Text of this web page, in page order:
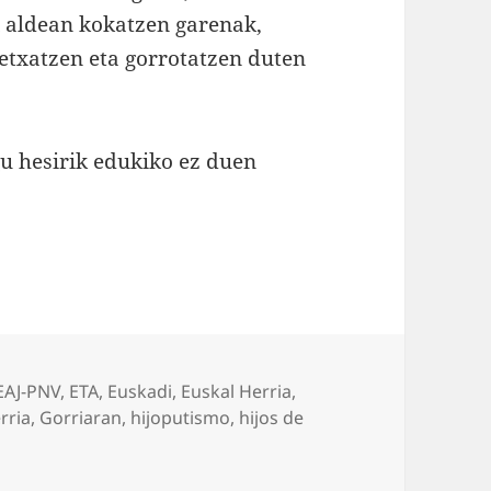
kokatzen garenak,
eta gorrotatzen duten
hesirik edukiko ez duen
PNV, ETA, Euskadi, Euskal Herria,
, Gorriaran, hijoputismo, hijos de